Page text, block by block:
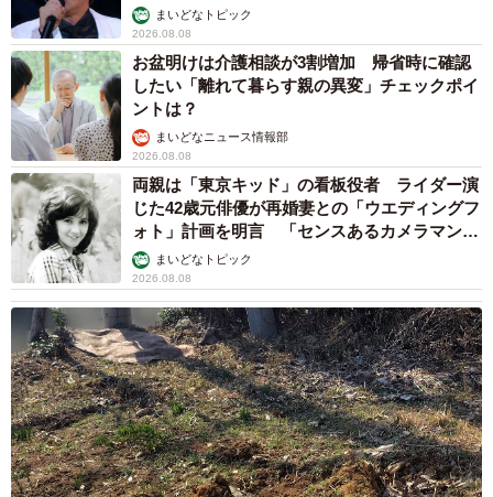
まいどなトピック
2026.08.08
お盆明けは介護相談が3割増加 帰省時に確認
したい「離れて暮らす親の異変」チェックポイ
ントは？
まいどなニュース情報部
2026.08.08
両親は「東京キッド」の看板役者 ライダー演
じた42歳元俳優が再婚妻との「ウエディングフ
ォト」計画を明言 「センスあるカメラマン求
む」まいどなトピック
2026.08.08